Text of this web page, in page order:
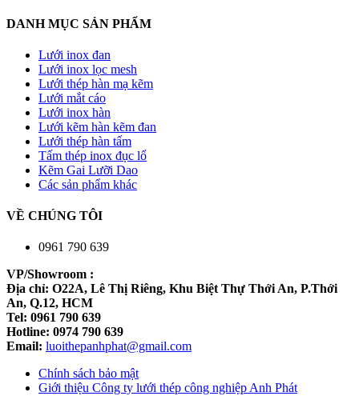
DANH MỤC SẢN PHẨM
Lưới inox đan
Lưới inox lọc mesh
Lưới thép hàn mạ kẽm
Lưới mắt cáo
Lưới inox hàn
Lưới kẽm hàn kẽm đan
Lưới thép hàn tấm
Tấm thép inox đục lổ
Kẽm Gai Lưỡi Dao
Các sản phẩm khác
VỀ CHÚNG TÔI
0961 790 639
VP/Showroom :
Địa chỉ: O22A, Lê Thị Riêng, Khu Biệt Thự Thới An, P.Thới
An, Q.12, HCM
Tel: 0961 790 639
Hotline: 0974 790 639
Email: luoithepanhphat@gmail.com
Chính sách bảo mật
Giới thiệu Công ty lưới thép công nghiệp Anh Phát